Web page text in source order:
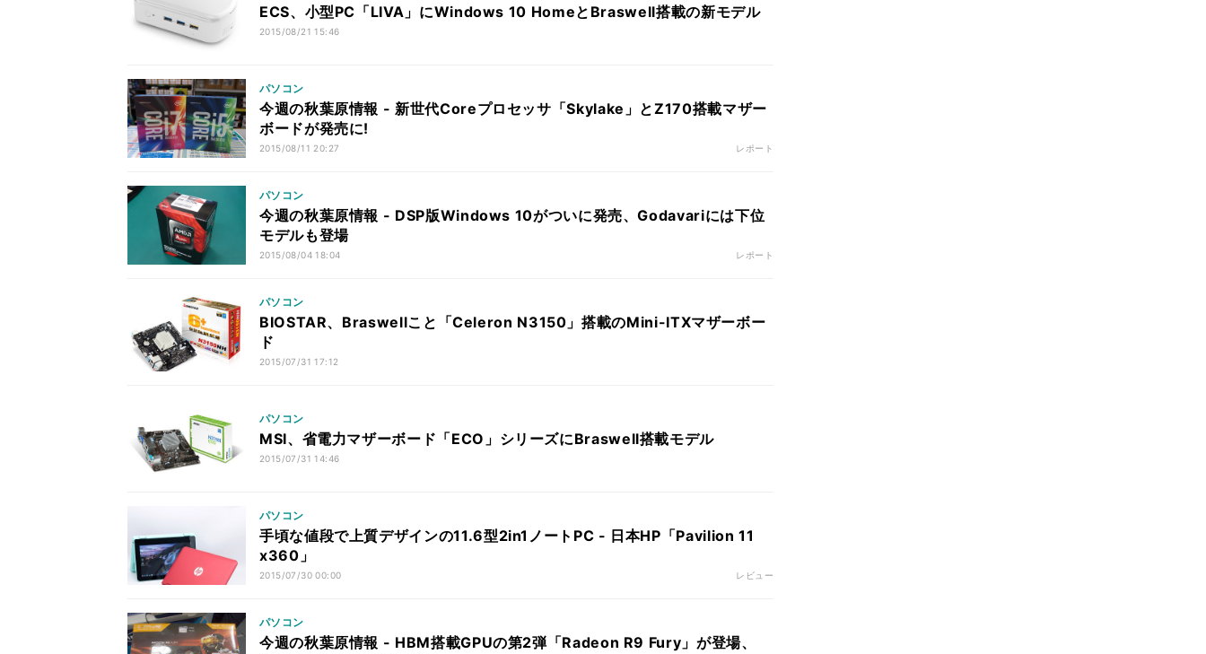
ECS、小型PC「LIVA」にWindows 10 HomeとBraswell搭載の新モデル
2015/08/21 15:46
パソコン
今週の秋葉原情報 - 新世代Coreプロセッサ「Skylake」とZ170搭載マザー
ボードが発売に!
2015/08/11 20:27 レポート
パソコン
今週の秋葉原情報 - DSP版Windows 10がついに発売、Godavariには下位
モデルも登場
2015/08/04 18:04 レポート
パソコン
BIOSTAR、Braswellこと「Celeron N3150」搭載のMini-ITXマザーボー
ド
2015/07/31 17:12
パソコン
MSI、省電力マザーボード「ECO」シリーズにBraswell搭載モデル
2015/07/31 14:46
パソコン
手頃な値段で上質デザインの11.6型2in1ノートPC - 日本HP「Pavilion 11
x360」
2015/07/30 00:00 レビュー
パソコン
今週の秋葉原情報 - HBM搭載GPUの第2弾「Radeon R9 Fury」が登場、